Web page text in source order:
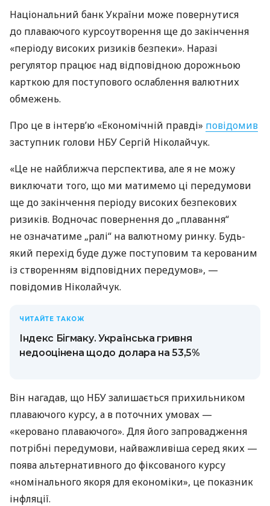
Національний банк України може повернутися
до плаваючого курсоутворення ще до закінчення
«періоду високих ризиків безпеки». Наразі
регулятор працює над відповідною дорожньою
карткою для поступового ослаблення валютних
обмежень.
Про це в інтерв’ю «Економічній правді» повідомив
заступник голови НБУ Сергій Ніколайчук.
«Це не найближча перспектива, але я не можу
виключати того, що ми матимемо ці передумови
ще до закінчення періоду високих безпекових
ризиків. Водночас повернення до „плавання“
не означатиме „ралі“ на валютному ринку. Будь-
який перехід буде дуже поступовим та керованим
із створенням відповідних передумов», —
повідомив Ніколайчук.
ЧИТАЙТЕ ТАКОЖ
Індекс Бігмаку. Українська гривня
недооцінена щодо долара на 53,5%
Він нагадав, що НБУ залишається прихильником
плаваючого курсу, а в поточних умовах —
«керовано плаваючого». Для його запровадження
потрібні передумови, найважливіша серед яких —
поява альтернативного до фіксованого курсу
«номінального якоря для економіки», це показник
інфляції.